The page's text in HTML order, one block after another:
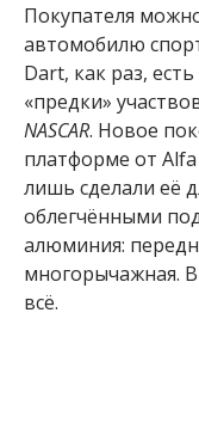
Покупателя
автомобилю
Dart, как раз,
«предки»
NASCAR. Новое
платформе от
лишь сделали её
облегчёнными
алюминия:
многорычажная. В
всё.